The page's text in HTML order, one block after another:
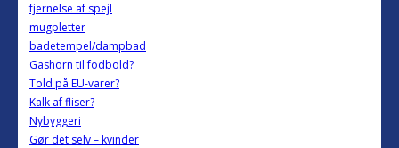
fjernelse af spejl
mugpletter
badetempel/dampbad
Gashorn til fodbold?
Told på EU-varer?
Kalk af fliser?
Nybyggeri
Gør det selv – kvinder